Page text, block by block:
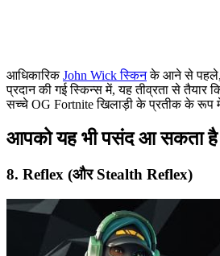
आधिकारिकJohn Wick स्किनके आने से पहले,
प्रदान की गई स्किन्स में, यह तीव्रता से
सच्चे OG Fortnite खिलाड़ी के प्रतीक के रूप में
आपको यह भी पसंद आ सकता है
8. Reflex (और Stealth Reflex)